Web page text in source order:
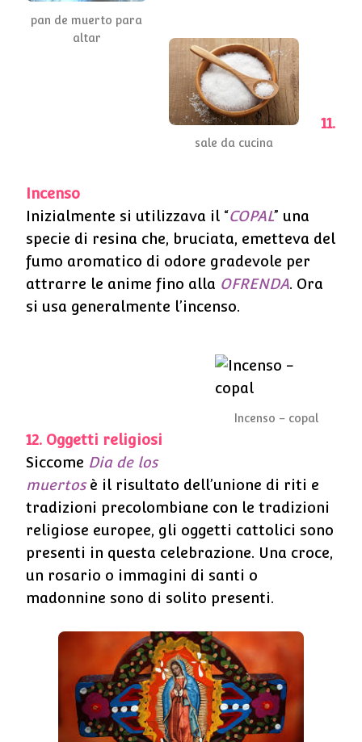
pan de muerto para
altar
sale da cucina
11.
Incenso
Inizialmente si utilizzava il “COPAL” una
specie di resina che, bruciata, emetteva del
fumo aromatico di odore gradevole per
attrarre le anime fino alla OFRENDA. Ora
si usa generalmente l’incenso.
Incenso – copal
12. Oggetti religiosi
Siccome Dia de los
muertosè il risultato dell’unione di riti e
tradizioni precolombiane con le tradizioni
religiose europee, gli oggetti cattolici sono
presenti in questa celebrazione. Una croce,
un rosario o immagini di santi o
madonnine sono di solito presenti.